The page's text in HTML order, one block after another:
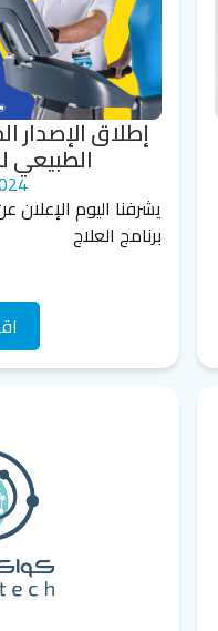
إطلاق الإصدار
الطبيعي
يشرفنا اليوم
برنامج العلاج